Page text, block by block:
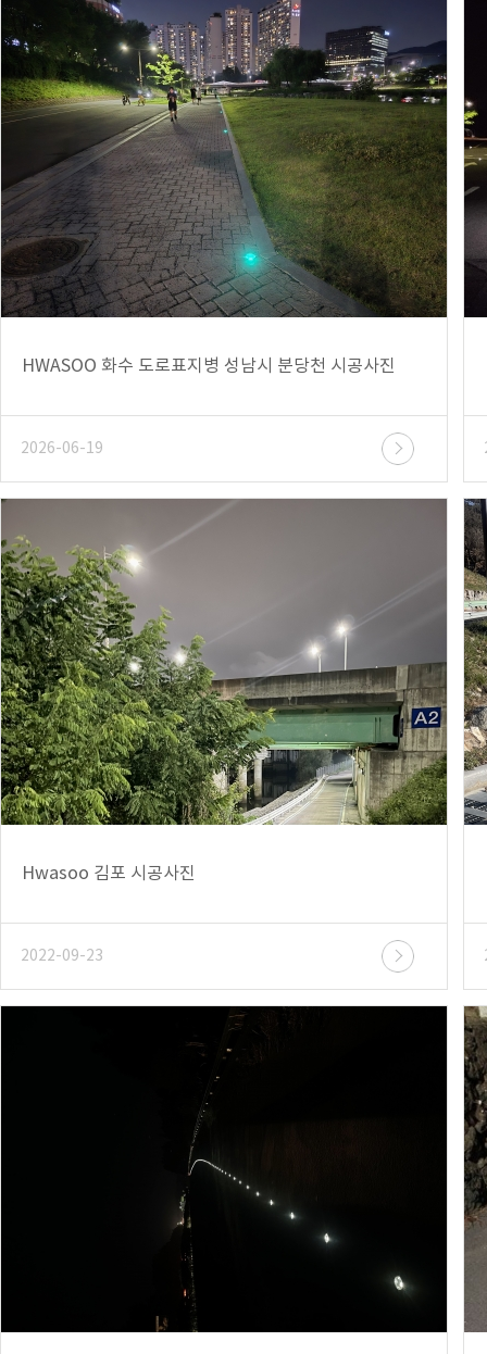
HWASOO 화수 도로표지병 성남시 분당천 시공사진
2026-06-19
Hwasoo 김포 시공사진
2022-09-23